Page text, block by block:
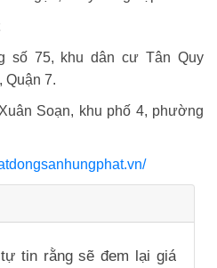
số 75, khu dân cư Tân Quy
Quận 7.
Soạn, khu phố 4, phường
tin rằng sẽ đem lại giá